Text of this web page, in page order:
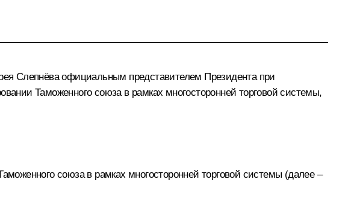
Слепнёва официальным представителем Президента при
Таможенного союза в рамках многосторонней торговой системы,
союзав рамках многосторонней торговой системы (далее –